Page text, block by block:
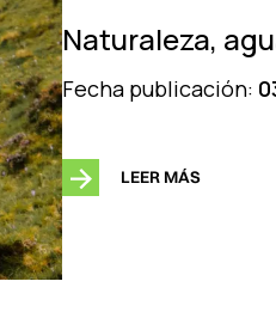
Naturaleza,
Fecha publicación:
LEER MÁS